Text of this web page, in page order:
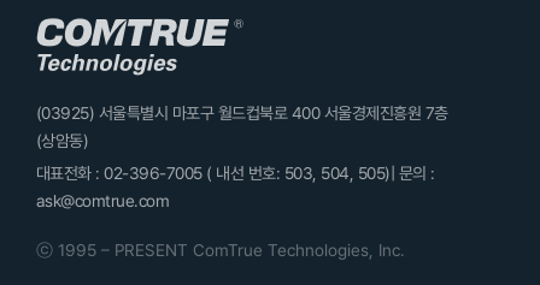
(03925) 서울특별시 마포구 월드컵북로 400 서울경제진흥원 7층
(상암동)
대표전화 : 02-396-7005 ( 내선 번호: 503, 504, 505)| 문의 :
ask@comtrue.com
ⓒ 1995 – PRESENT ComTrue Technologies, Inc.